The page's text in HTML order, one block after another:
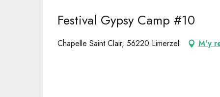
Festival Gypsy Camp #10
Chapelle Saint Clair, 56220 Limerzel M'y